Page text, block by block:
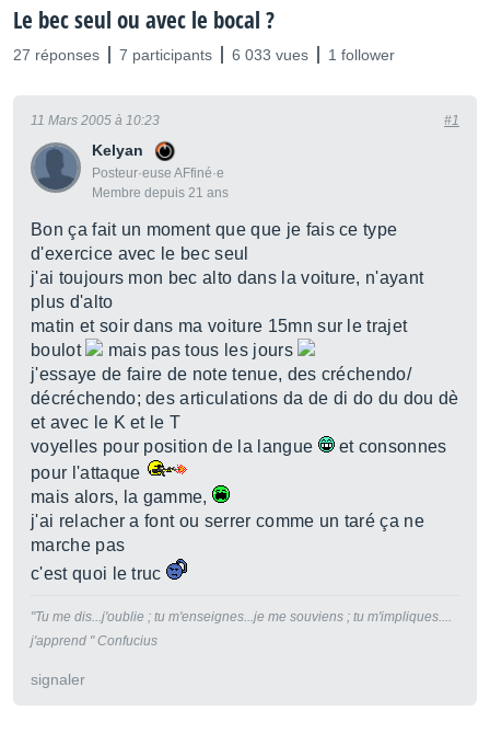
Le bec seul ou avec le bocal ?
27 réponses 7 participants 6 033 vues 1 follower
Kelyan
Posteur·euse AFfiné·e
Membre depuis 21 ans
11 Mars 2005 à 10:23 #1
Bon ça fait un moment que que je fais ce type
d'exercice avec le bec seul
j'ai toujours mon bec alto dans la voiture, n'ayant
plus d'alto
matin et soir dans ma voiture 15mn sur le trajet
boulot
mais pas tous les jours
j'essaye de faire de note tenue, des créchendo/
décréchendo; des articulations da de di do du dou dè
et avec le K et le T
voyelles pour position de la langue
et consonnes
pour l'attaque
mais alors, la gamme,
j'ai relacher a font ou serrer comme un taré ça ne
marche pas
c'est quoi le truc
"Tu me dis...j'oublie ; tu m'enseignes...je me souviens ; tu m'impliques....
j'apprend " Confucius
signaler